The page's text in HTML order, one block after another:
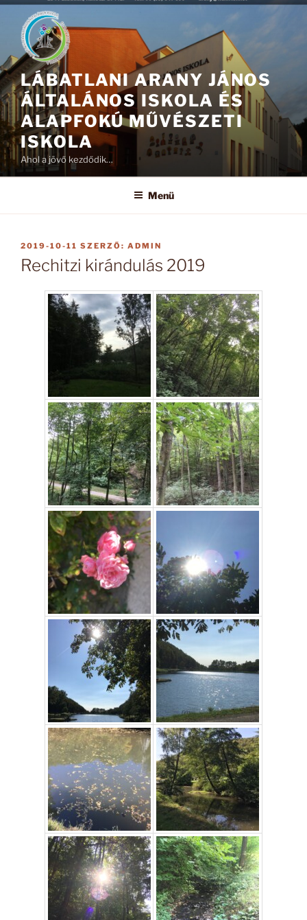
Tartalomhoz
LÁBATLANI ARANY JÁNOS
ÁLTALÁNOS ISKOLA ÉS
ALAPFOKÚ MŰVÉSZETI
ISKOLA
Ahol a jövő kezdődik…
Menü
BEKÜLDVE:
2019-10-11 SZERZŐ: ADMIN
Rechitzi kirándulás 2019